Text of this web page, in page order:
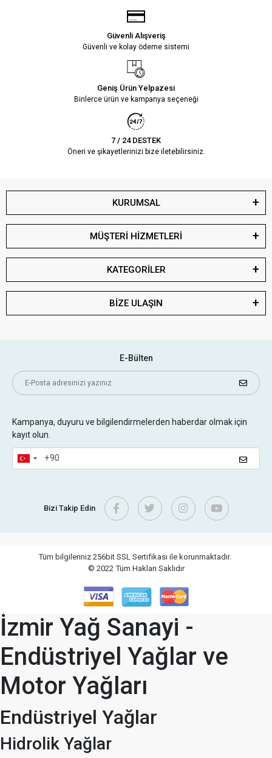
Güvenli Alışveriş
Güvenli ve kolay ödeme sistemi
Geniş Ürün Yelpazesi
Binlerce ürün ve kampanya seçeneği
7 / 24 DESTEK
Öneri ve şikayetlerinizi bize iletebilirsiniz.
KURUMSAL
MÜŞTERİ HİZMETLERİ
KATEGORİLER
BİZE ULAŞIN
E-Bülten
Kampanya, duyuru ve bilgilendirmelerden haberdar olmak için
kayıt olun.
Bizi Takip Edin
Tüm bilgileriniz 256bit SSL Sertifikası ile korunmaktadır.
© 2022 Tüm Hakları Saklıdır
İzmir Yağ Sanayi -
Endüstriyel Yağlar ve
Motor Yağları
Endüstriyel Yağlar
Hidrolik Yağlar